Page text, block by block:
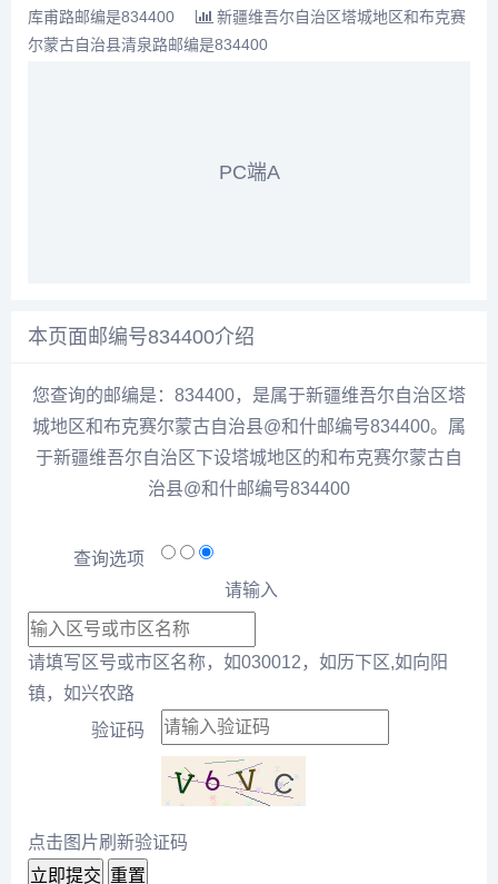
库甫路邮编是834400
新疆维吾尔自治区塔城地区和布克赛
尔蒙古自治县清泉路邮编是834400
PC端A
本页面邮编号834400介绍
您查询的邮编是：834400，是属于新疆维吾尔自治区塔
城地区和布克赛尔蒙古自治县@和什邮编号834400。属
于新疆维吾尔自治区下设塔城地区的和布克赛尔蒙古自
治县@和什邮编号834400
查询选项
请输入
请填写区号或市区名称，如030012，如历下区,如向阳
镇，如兴农路
验证码
点击图片刷新验证码
立即提交 重置